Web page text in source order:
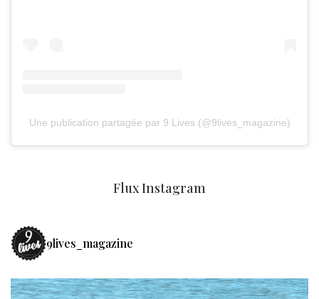
Une publication partagée par 9 Lives (@9lives_magazine)
Flux Instagram
9lives_magazine